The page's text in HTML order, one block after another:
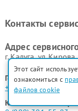
пылесосов Midea
Контакты
Адрес
г. Калуга, ул.
Горячая линия:
+7 (800) 301-55-83
Контактный
Этот сайт
ознакомиться с
файлов cookie